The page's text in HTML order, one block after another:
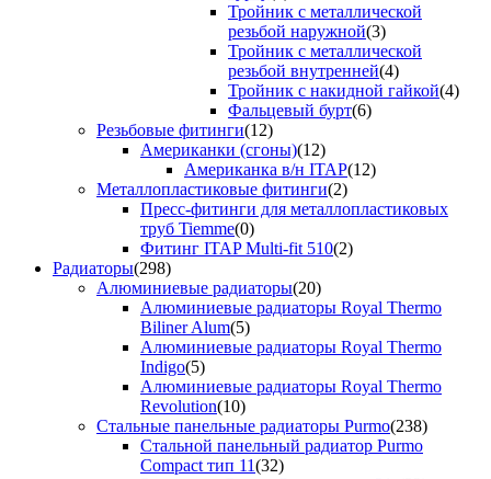
Тройник с металлической
резьбой наружной(3)
Тройник с металлической
резьбой внутренней(4)
Тройник с накидной гайкой(4)
Фальцевый бурт(6)
Резьбовые фитинги(12)
Американки (сгоны)(12)
Американка в/н ITAP(12)
Металлопластиковые фитинги(2)
Пресс-фитинги для металлопластиковых
труб Tiemme(0)
Фитинг ITAP Multi-fit 510(2)
Радиаторы(298)
Алюминиевые радиаторы(20)
Алюминиевые радиаторы Royal Thermo
Biliner Alum(5)
Алюминиевые радиаторы Royal Thermo
Indigo(5)
Алюминиевые радиаторы Royal Thermo
Revolution(10)
Стальные панельные радиаторы Purmo(238)
Стальной панельный радиатор Purmo
Compact тип 11(32)